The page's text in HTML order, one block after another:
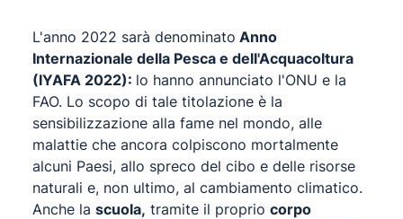
L'anno 2022 sarà denominato Anno
Internazionale della Pesca e dell'Acquacoltura
(IYAFA 2022): lo hanno annunciato l'ONU e la
FAO. Lo scopo di tale titolazione è la
sensibilizzazione alla fame nel mondo, alle
malattie che ancora colpiscono mortalmente
alcuni Paesi, allo spreco del cibo e delle risorse
naturali e, non ultimo, al cambiamento climatico.
Anche la scuola, tramite il proprio corpo